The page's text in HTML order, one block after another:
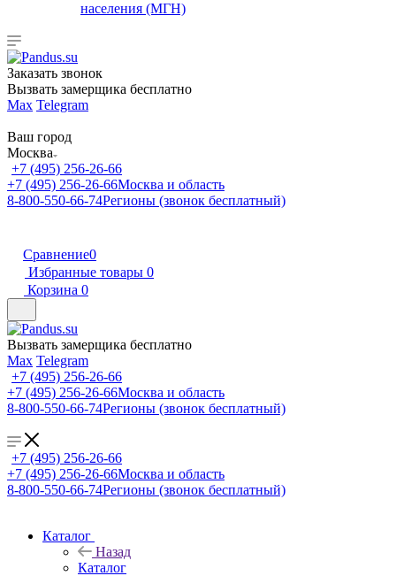
населения (МГН)
Заказать звонок
Вызвать замерщика бесплатно
Max Telegram
Ваш город
Москва
+7 (495) 256-26-66
+7 (495) 256-26-66Москва и область
8-800-550-66-74Регионы (звонок бесплатный)
Сравнение0
Избранные товары 0
Корзина 0
Вызвать замерщика бесплатно
Max Telegram
+7 (495) 256-26-66
+7 (495) 256-26-66Москва и область
8-800-550-66-74Регионы (звонок бесплатный)
+7 (495) 256-26-66
+7 (495) 256-26-66Москва и область
8-800-550-66-74Регионы (звонок бесплатный)
Каталог
Назад
Каталог